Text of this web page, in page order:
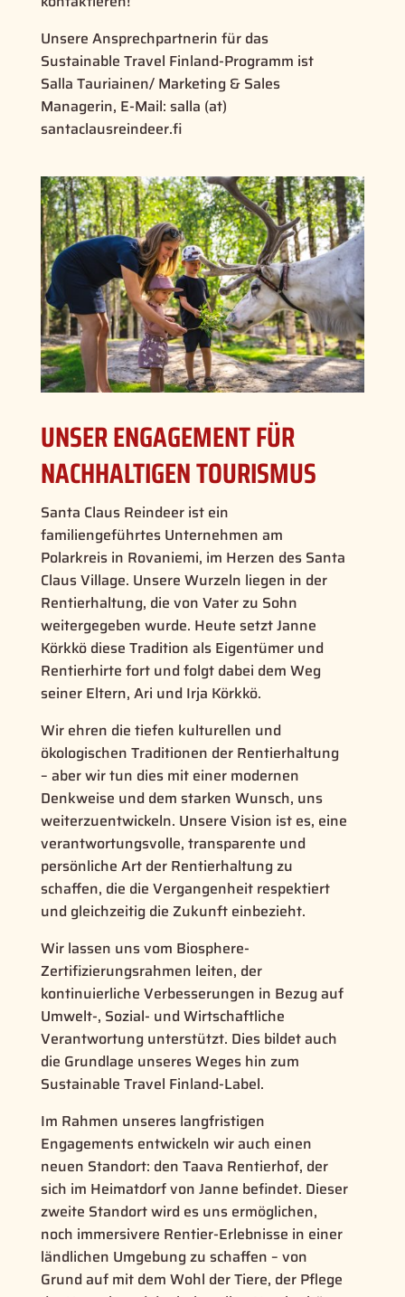
Unsere Ansprechpartnerin für das
Sustainable Travel Finland-Programm ist
Salla Tauriainen/ Marketing & Sales
Managerin, E-Mail: salla (at)
santaclausreindeer.fi
UNSER ENGAGEMENT FÜR
NACHHALTIGEN TOURISMUS
Santa Claus Reindeer ist ein
familiengeführtes Unternehmen am
Polarkreis in Rovaniemi, im Herzen des Santa
Claus Village. Unsere Wurzeln liegen in der
Rentierhaltung, die von Vater zu Sohn
weitergegeben wurde. Heute setzt Janne
Körkkö diese Tradition als Eigentümer und
Rentierhirte fort und folgt dabei dem Weg
seiner Eltern, Ari und Irja Körkkö.
Wir ehren die tiefen kulturellen und
ökologischen Traditionen der Rentierhaltung
– aber wir tun dies mit einer modernen
Denkweise und dem starken Wunsch, uns
weiterzuentwickeln. Unsere Vision ist es, eine
verantwortungsvolle, transparente und
persönliche Art der Rentierhaltung zu
schaffen, die die Vergangenheit respektiert
und gleichzeitig die Zukunft einbezieht.
Wir lassen uns vom Biosphere-
Zertifizierungsrahmen leiten, der
kontinuierliche Verbesserungen in Bezug auf
Umwelt-, Sozial- und Wirtschaftliche
Verantwortung unterstützt. Dies bildet auch
die Grundlage unseres Weges hin zum
Sustainable Travel Finland-Label.
Im Rahmen unseres langfristigen
Engagements entwickeln wir auch einen
neuen Standort: den Taava Rentierhof, der
sich im Heimatdorf von Janne befindet. Dieser
zweite Standort wird es uns ermöglichen,
noch immersivere Rentier-Erlebnisse in einer
ländlichen Umgebung zu schaffen – von
Grund auf mit dem Wohl der Tiere, der Pflege